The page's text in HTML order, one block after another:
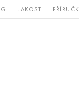
JAKOST
nerezová